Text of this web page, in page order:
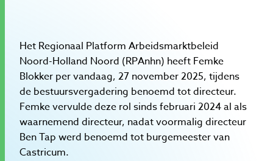
Het Regionaal Platform Arbeidsmarktbeleid
Noord-Holland Noord (RPAnhn) heeft Femke
Blokker per vandaag, 27 november 2025, tijdens
de bestuursvergadering benoemd tot directeur.
Femke vervulde deze rol sinds februari 2024 al als
waarnemend directeur, nadat voormalig directeur
Ben Tap werd benoemd tot burgemeester van
Castricum.